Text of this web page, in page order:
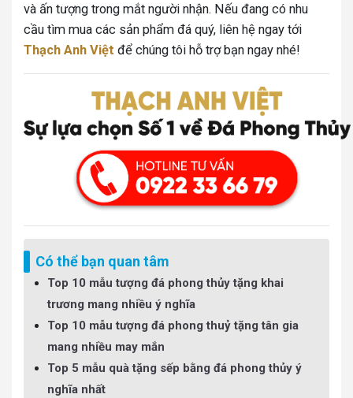
và ấn tượng trong mắt người nhận. Nếu đang có nhu
cầu tìm mua các sản phẩm đá quý, liên hệ ngay tới
Thạch Anh Việt để chúng tôi hỗ trợ bạn ngay nhé!
Có thể bạn quan tâm
Top 10 mẫu tượng đá phong thủy tặng khai
trương mang nhiều ý nghĩa
Top 10 mẫu tượng đá phong thuỷ tặng tân gia
mang nhiều may mắn
Top 5 mẫu quà tặng sếp bằng đá phong thủy ý
nghĩa nhất